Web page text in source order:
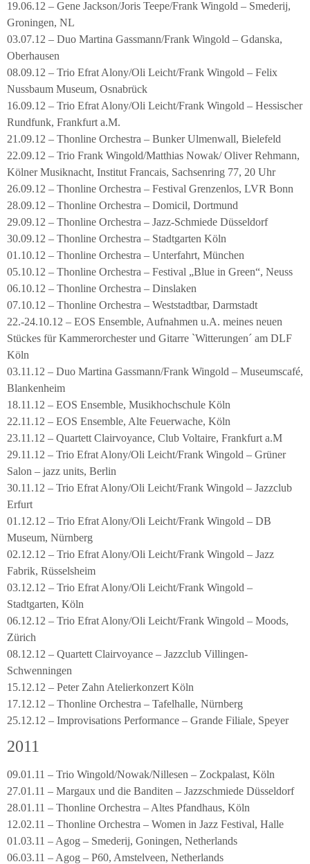
19.06.12 – Gene Jackson/Joris Teepe/Frank Wingold – Smederij,
Groningen, NL
03.07.12 – Duo Martina Gassmann/Frank Wingold – Gdanska,
Oberhausen
08.09.12 – Trio Efrat Alony/Oli Leicht/Frank Wingold – Felix
Nussbaum Museum, Osnabrück
16.09.12 – Trio Efrat Alony/Oli Leicht/Frank Wingold – Hessischer
Rundfunk, Frankfurt a.M.
21.09.12 – Thonline Orchestra – Bunker Ulmenwall, Bielefeld
22.09.12 – Trio Frank Wingold/Matthias Nowak/ Oliver Rehmann,
Kölner Musiknacht, Institut Francais, Sachsenring 77, 20 Uhr
26.09.12 – Thonline Orchestra – Festival Grenzenlos, LVR Bonn
28.09.12 – Thonline Orchestra – Domicil, Dortmund
29.09.12 – Thonline Orchestra – Jazz-Schmiede Düsseldorf
30.09.12 – Thonline Orchestra – Stadtgarten Köln
01.10.12 – Thonline Orchestra – Unterfahrt, München
05.10.12 – Thonline Orchestra – Festival „Blue in Green“, Neuss
06.10.12 – Thonline Orchestra – Dinslaken
07.10.12 – Thonline Orchestra – Weststadtbar, Darmstadt
22.-24.10.12 – EOS Ensemble, Aufnahmen u.A. meines neuen
Stückes für Kammerorchester und Gitarre `Witterungen´ am DLF
Köln
03.11.12 – Duo Martina Gassmann/Frank Wingold – Museumscafé,
Blankenheim
18.11.12 – EOS Ensemble, Musikhochschule Köln
22.11.12 – EOS Ensemble, Alte Feuerwache, Köln
23.11.12 – Quartett Clairvoyance, Club Voltaire, Frankfurt a.M
29.11.12 – Trio Efrat Alony/Oli Leicht/Frank Wingold – Grüner
Salon – jazz units, Berlin
30.11.12 – Trio Efrat Alony/Oli Leicht/Frank Wingold – Jazzclub
Erfurt
01.12.12 – Trio Efrat Alony/Oli Leicht/Frank Wingold – DB
Museum, Nürnberg
02.12.12 – Trio Efrat Alony/Oli Leicht/Frank Wingold – Jazz
Fabrik, Rüsselsheim
03.12.12 – Trio Efrat Alony/Oli Leicht/Frank Wingold –
Stadtgarten, Köln
06.12.12 – Trio Efrat Alony/Oli Leicht/Frank Wingold – Moods,
Zürich
08.12.12 – Quartett Clairvoyance – Jazzclub Villingen-
Schwenningen
15.12.12 – Peter Zahn Atelierkonzert Köln
17.12.12 – Thonline Orchestra – Tafelhalle, Nürnberg
25.12.12 – Improvisations Performance – Grande Filiale, Speyer
2011
09.01.11 – Trio Wingold/Nowak/Nillesen – Zockpalast, Köln
27.01.11 – Margaux und die Banditen – Jazzschmiede Düsseldorf
28.01.11 – Thonline Orchestra – Altes Pfandhaus, Köln
12.02.11 – Thonline Orchestra – Women in Jazz Festival, Halle
01.03.11 – Agog – Smederij, Goningen, Netherlands
06.03.11 – Agog – P60, Amstelveen, Netherlands